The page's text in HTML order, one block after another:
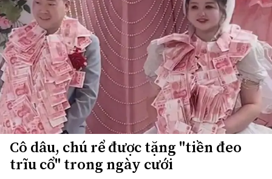
Cô dâu, chú rể được tặng "tiền đeo
trĩu cổ" trong ngày cưới